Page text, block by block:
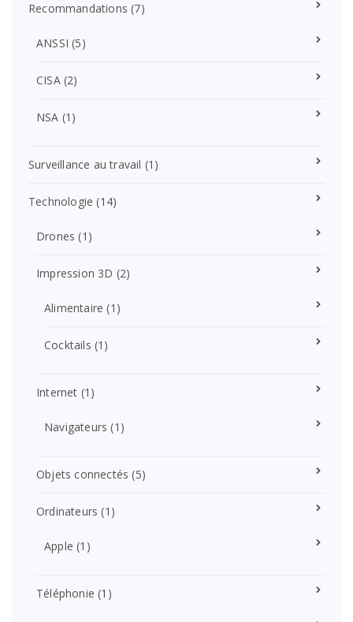
Recommandations (7)
ANSSI (5)
CISA(2)
NSA (1)
Surveillance au travail (1)
Technologie (14)
Drones (1)
Impression 3D (2)
Alimentaire (1)
Cocktails (1)
Internet (1)
Navigateurs (1)
Objets connectés (5)
Ordinateurs (1)
Apple (1)
Téléphonie (1)